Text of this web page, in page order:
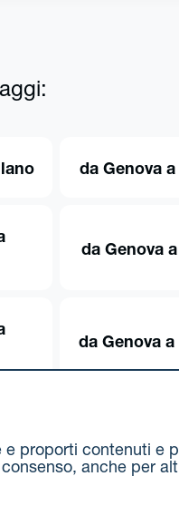
da Genova
da Genova
da Genova a
proporti contenuti
anche per